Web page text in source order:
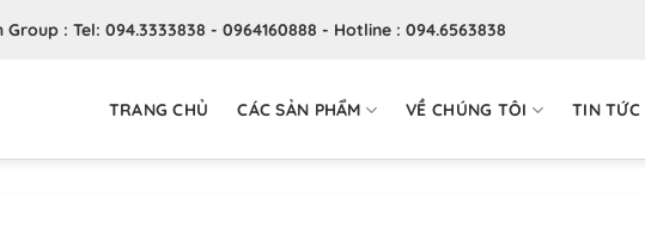
Group : Tel: 094.3333838 - 0964160888 - Hotline : 094.6563838
TRANG CHỦ CÁC SẢN PHẨM VỀ CHÚNG TÔI TIN TỨC